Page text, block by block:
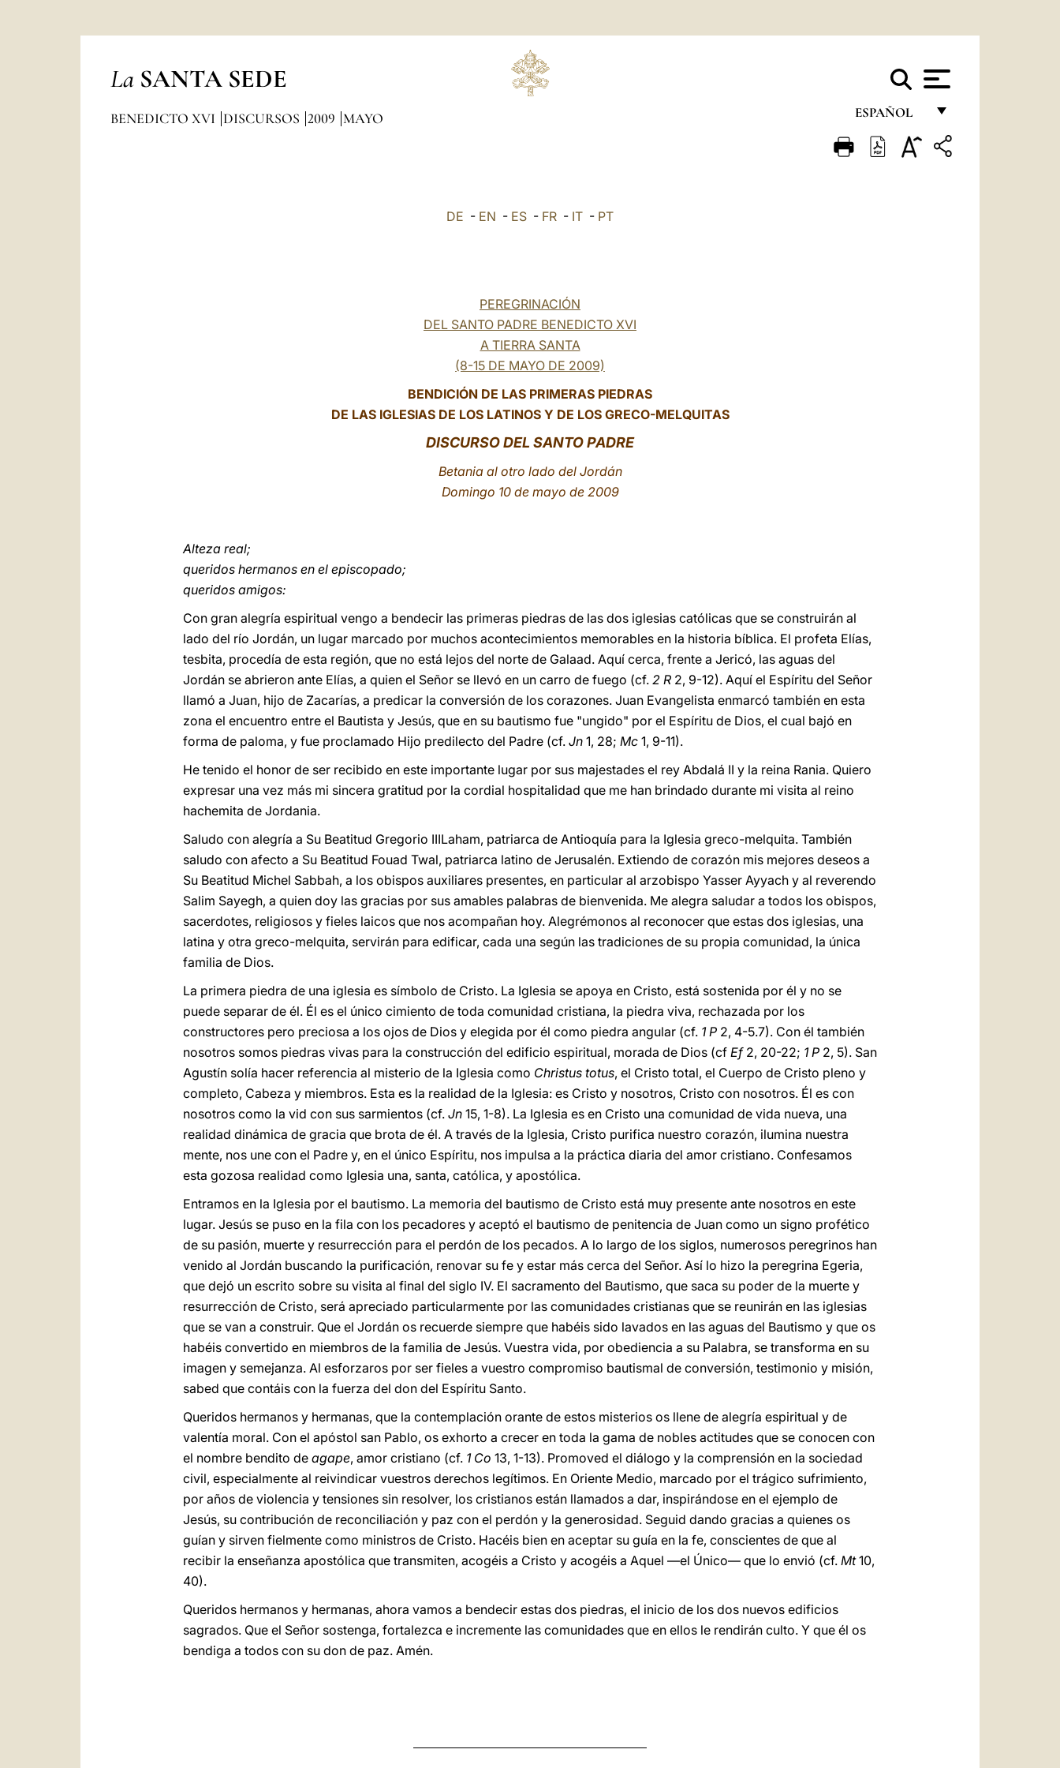
La SANTA SEDE
ESPAÑOL
FRANÇAIS
BENEDICTO XVI DISCURSOS 2009 MAYO
DE - EN - ES - FR - IT - PT
PEREGRINACIÓN
DEL SANTO PADRE BENEDICTO XVI
A TIERRA SANTA
(8-15 DE MAYO DE 2009)
BENDICIÓN DE LAS PRIMERAS PIEDRAS
DE LAS IGLESIAS DE LOS LATINOS Y DE LOS GRECO-MELQUITAS
DISCURSO DEL SANTO PADRE
Betania al otro lado del Jordán
Domingo 10 de mayo de 2009
Alteza real;
queridos hermanos en el episcopado;
queridos amigos:
Con gran alegría espiritual vengo a bendecir las primeras piedras de las dos iglesias católicas que se construirán al
lado del río Jordán, un lugar marcado por muchos acontecimientos memorables en la historia bíblica. El profeta Elías,
tesbita, procedía de esta región, que no está lejos del norte de Galaad. Aquí cerca, frente a Jericó, las aguas del
Jordán se abrieron ante Elías, a quien el Señor se llevó en un carro de fuego (cf. 2 R 2, 9-12). Aquí el Espíritu del Señor
llamó a Juan, hijo de Zacarías, a predicar la conversión de los corazones. Juan Evangelista enmarcó también en esta
zona el encuentro entre el Bautista y Jesús, que en su bautismo fue "ungido" por el Espíritu de Dios, el cual bajó en
forma de paloma, y fue proclamado Hijo predilecto del Padre (cf. Jn 1, 28; Mc 1, 9-11).
He tenido el honor de ser recibido en este importante lugar por sus majestades el rey Abdalá II y la reina Rania. Quiero
expresar una vez más mi sincera gratitud por la cordial hospitalidad que me han brindado durante mi visita al reino
hachemita de Jordania.
Saludo con alegría a Su Beatitud Gregorio IIILaham, patriarca de Antioquía para la Iglesia greco-melquita. También
saludo con afecto a Su Beatitud Fouad Twal, patriarca latino de Jerusalén. Extiendo de corazón mis mejores deseos a
Su Beatitud Michel Sabbah, a los obispos auxiliares presentes, en particular al arzobispo Yasser Ayyach y al reverendo
Salim Sayegh, a quien doy las gracias por sus amables palabras de bienvenida. Me alegra saludar a todos los obispos,
sacerdotes, religiosos y fieles laicos que nos acompañan hoy. Alegrémonos al reconocer que estas dos iglesias, una
latina y otra greco-melquita, servirán para edificar, cada una según las tradiciones de su propia comunidad, la única
familia de Dios.
La primera piedra de una iglesia es símbolo de Cristo. La Iglesia se apoya en Cristo, está sostenida por él y no se
puede separar de él. Él es el único cimiento de toda comunidad cristiana, la piedra viva, rechazada por los
constructores pero preciosa a los ojos de Dios y elegida por él como piedra angular (cf. 1 P 2, 4-5.7). Con él también
nosotros somos piedras vivas para la construcción del edificio espiritual, morada de Dios (cf Ef2, 20-22; 1 P 2, 5). San
Agustín solía hacer referencia al misterio de la Iglesia como Christus totus, el Cristo total, el Cuerpo de Cristo pleno y
completo, Cabeza y miembros. Esta es la realidad de la Iglesia: es Cristo y nosotros, Cristo con nosotros. Él es con
nosotros como la vid con sus sarmientos (cf. Jn 15, 1-8). La Iglesia es en Cristo una comunidad de vida nueva, una
realidad dinámica de gracia que brota de él. A través de la Iglesia, Cristo purifica nuestro corazón, ilumina nuestra
mente, nos une con el Padre y, en el único Espíritu, nos impulsa a la práctica diaria del amor cristiano. Confesamos
esta gozosa realidad como Iglesia una, santa, católica, y apostólica.
Entramos en la Iglesia por el bautismo. La memoria del bautismo de Cristo está muy presente ante nosotros en este
lugar. Jesús se puso en la fila con los pecadores y aceptó el bautismo de penitencia de Juan como un signo profético
de su pasión, muerte y resurrección para el perdón de los pecados. A lo largo de los siglos, numerosos peregrinos han
venido al Jordán buscando la purificación, renovar su fe y estar más cerca del Señor. Así lo hizo la peregrina Egeria,
que dejó un escrito sobre su visita al final del siglo IV. El sacramento del Bautismo, que saca su poder de la muerte y
resurrección de Cristo, será apreciado particularmente por las comunidades cristianas que se reunirán en las iglesias
que se van a construir. Que el Jordán os recuerde siempre que habéis sido lavados en las aguas del Bautismo y que os
habéis convertido en miembros de la familia de Jesús. Vuestra vida, por obediencia a su Palabra, se transforma en su
imagen y semejanza. Al esforzaros por ser fieles a vuestro compromiso bautismal de conversión, testimonio y misión,
sabed que contáis con la fuerza del don del Espíritu Santo.
Queridos hermanos y hermanas, que la contemplación orante de estos misterios os llene de alegría espiritual y de
valentía moral. Con el apóstol san Pablo, os exhorto a crecer en toda la gama de nobles actitudes que se conocen con
el nombre bendito de agape, amor cristiano (cf. 1 Co 13, 1-13). Promoved el diálogo y la comprensión en la sociedad
civil, especialmente al reivindicar vuestros derechos legítimos. En Oriente Medio, marcado por el trágico sufrimiento,
por años de violencia y tensiones sin resolver, los cristianos están llamados a dar, inspirándose en el ejemplo de
Jesús, su contribución de reconciliación y paz con el perdón y la generosidad. Seguid dando gracias a quienes os
guían y sirven fielmente como ministros de Cristo. Hacéis bien en aceptar su guía en la fe, conscientes de que al
recibir la enseñanza apostólica que transmiten, acogéis a Cristo y acogéis a Aquel —el Único— que lo envió (cf. Mt10,
40).
Queridos hermanos y hermanas, ahora vamos a bendecir estas dos piedras, el inicio de los dos nuevos edificios
sagrados. Que el Señor sostenga, fortalezca e incremente las comunidades que en ellos le rendirán culto. Y que él os
bendiga a todos con su don de paz. Amén.